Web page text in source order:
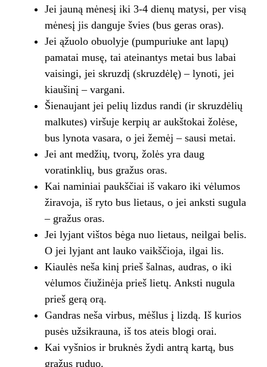
Jei jauną mėnesį iki 3-4 dienų matysi, per visą
mėnesį jis danguje švies (bus geras oras).
Jei ąžuolo obuolyje (pumpuriuke ant lapų)
pamatai musę, tai ateinantys metai bus labai
vaisingi, jei skruzdį (skruzdėlę) – lynoti, jei
kiaušinį – vargani.
Šienaujant jei pelių lizdus randi (ir skruzdėlių
malkutes) viršuje kerpių ar aukštokai žolėse,
bus lynota vasara, o jei žemėj – sausi metai.
Jei ant medžių, tvorų, žolės yra daug
voratinklių, bus gražus oras.
Kai naminiai paukščiai iš vakaro iki vėlumos
žiravoja, iš ryto bus lietaus, o jei anksti sugula
– gražus oras.
Jei lyjant vištos bėga nuo lietaus, neilgai belis.
O jei lyjant ant lauko vaikščioja, ilgai lis.
Kiaulės neša kinį prieš šalnas, audras, o iki
vėlumos čiužinėja prieš lietų. Anksti nugula
prieš gerą orą.
Gandras neša virbus, mėšlus į lizdą. Iš kurios
pusės užsikrauna, iš tos ateis blogi orai.
Kai vyšnios ir bruknės žydi antrą kartą, bus
gražus ruduo.